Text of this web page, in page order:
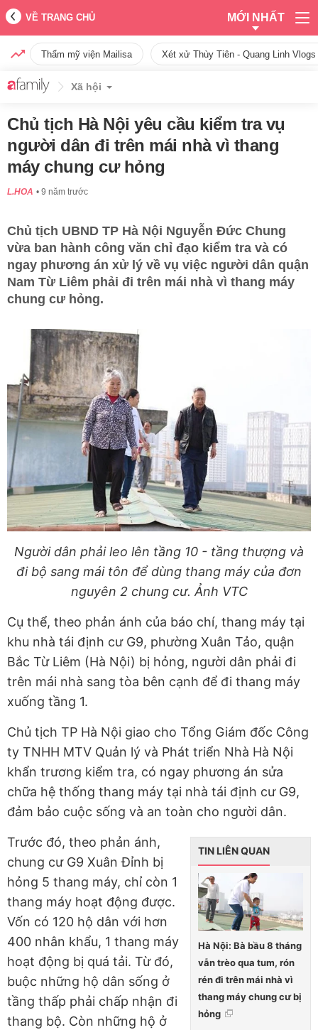
VỀ TRANG CHỦ MỚI NHẤT
Thẩm mỹ viện Mailisa Xét xử Thùy Tiên - Quang Linh
Xã hội
Chủ tịch Hà Nội yêu cầu kiểm tra vụ
người dân đi trên mái nhà vì thang
máy chung cư hỏng
L.HOA 9 năm trước
Chủ tịch UBND TP Hà Nội Nguyễn Đức Chung
vừa ban hành công văn chỉ đạo kiểm tra và có
ngay phương án xử lý về vụ việc người dân quận
Nam Từ Liêm phải đi trên mái nhà vì thang máy
chung cư hỏng.
Người dân phải leo lên tầng 10 - tầng thượng và
đi bộ sang mái tôn để dùng thang máy của đơn
nguyên 2 chung cư. Ảnh VTC
Cụ thể, theo phản ánh của báo chí, thang máy tại
khu nhà tái định cư G9, phường Xuân Tảo, quận
Bắc Từ Liêm (Hà Nội) bị hỏng, người dân phải đi
trên mái nhà sang tòa bên cạnh để đi thang máy
xuống tầng 1.
Chủ tịch TP Hà Nội giao cho Tổng Giám đốc Công
ty TNHH MTV Quản lý và Phát triển Nhà Hà Nội
khẩn trương kiểm tra, có ngay phương án sửa
chữa hệ thống thang máy tại nhà tái định cư G9,
đảm bảo cuộc sống và an toàn cho người dân.
TIN LIÊN QUAN
Hà Nội: Bà bầu 8 tháng
vẫn trèo qua tum, rón
rén đi trên mái nhà vì
thang máy chung cư bị
hỏng
Trước đó, theo phản ánh,
chung cư G9 Xuân Đỉnh bị
hỏng 5 thang máy, chỉ còn 1
thang máy hoạt động được.
Vốn có 120 hộ dân với hơn
400 nhân khẩu, 1 thang máy
hoạt động bị quá tải. Từ đó,
buộc những hộ dân sống ở
tầng thấp phải chấp nhận đi
thang bộ. Còn những hộ ở